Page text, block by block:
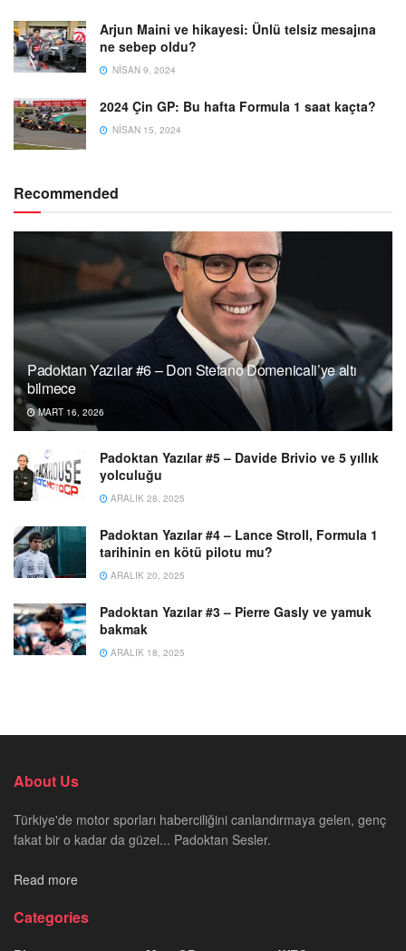
Arjun Maini ve hikayesi: Ünlü telsiz mesajına
ne sebep oldu?
NISAN 9, 2024
2024 Çin GP: Bu hafta Formula 1 saat kaçta?
NISAN 15, 2024
Recommended
Padoktan Yazılar #6 – Don Stefano Domenicali’ye altı
bilmece
MART 16, 2026
Padoktan Yazılar #5 – Davide Brivio ve 5 yıllık
yolculuğu
ARALIK 28, 2025
Padoktan Yazılar #4 – Lance Stroll, Formula 1
tarihinin en kötü pilotu mu?
ARALIK 20, 2025
Padoktan Yazılar #3 – Pierre Gasly ve yamuk
bakmak
ARALIK 18, 2025
About Us
Türkiye'de motor sporları haberciliğini canlandırmaya gelen, genç
fakat bir o kadar da güzel... Padoktan Sesler.
Read more
Categories